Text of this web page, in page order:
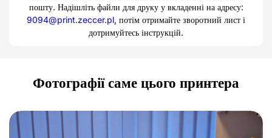
пошту. Надішліть файли для друку у вкладенні на адресу:
9094@print.zeccer.pl, потім отримайте зворотний лист і
дотримуйтесь інструкцій.
Фотографії саме цього принтера